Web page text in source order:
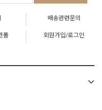
배송관련문의
품 회원가입/로그인